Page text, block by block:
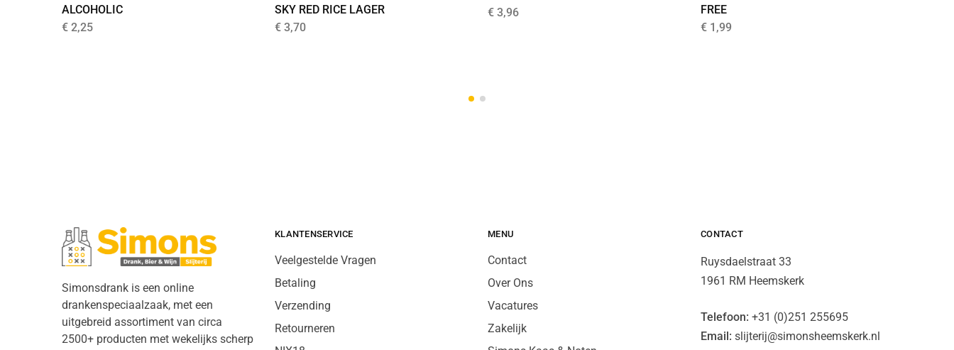
ALCOHOLIC
€ 2,25
SKY RED RICE LAGER
€ 3,70
€ 3,96
FREE
€ 1,99
Simonsdrank is een online
drankenspeciaalzaak, met een
uitgebreid assortiment van circa
2500+ producten met wekelijks scherp
KLANTENSERVICE
Veelgestelde Vragen
Betaling
Verzending
Retourneren
MENU
Contact
Over Ons
Vacatures
Zakelijk
CONTACT
Ruysdaelstraat 33
1961 RM Heemskerk
Telefoon: +31 (0)251 255695
Email: slijterij@simonsheemskerk.nl